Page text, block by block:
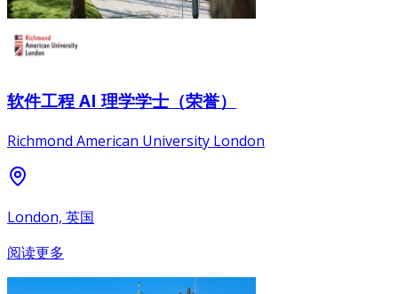
软件工程 AI 理学学士（荣誉）
Richmond American University London
London, 英国
阅读更多